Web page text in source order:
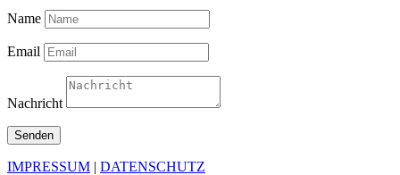
Name
Email
Nachricht
Senden
IMPRESSUM | DATENSCHUTZ